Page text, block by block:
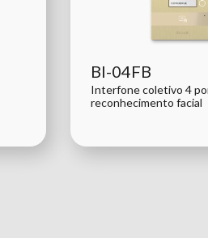
BI-04FB
Interfone coletivo 4
reconhecimento facial